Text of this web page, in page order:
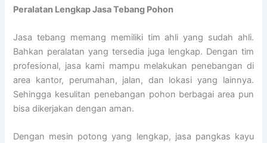
Peralatan Lengkap Jasa Tebang Pohon
Jasa tebang memang memiliki tim ahli yang sudah ahli.
Bahkan peralatan yang tersedia juga lengkap. Dengan tim
profesional, jasa kami mampu melakukan penebangan di
area kantor, perumahan, jalan, dan lokasi yang lainnya.
Sehingga kesulitan penebangan pohon berbagai area pun
bisa dikerjakan dengan aman.
Dengan mesin potong yang lengkap, jasa pangkas kayu